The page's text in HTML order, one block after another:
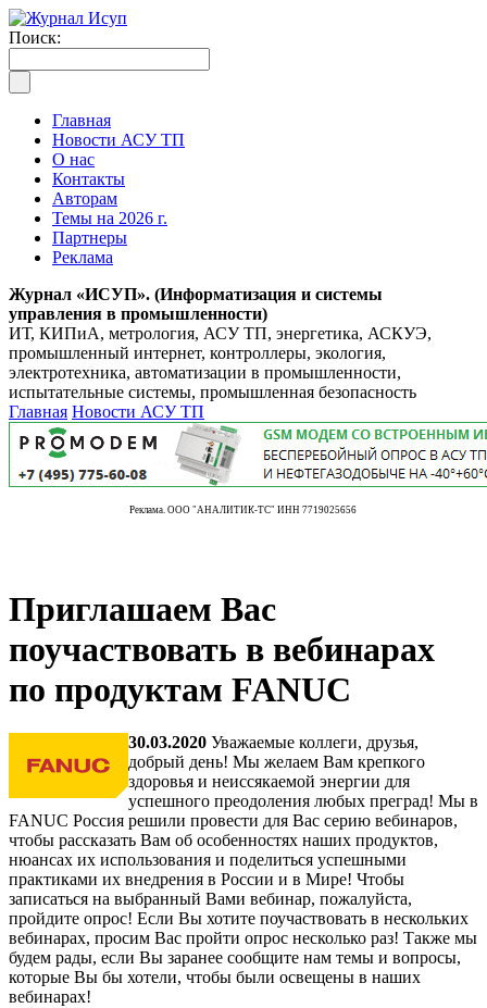
Поиск:
Главная
Новости АСУ ТП
О нас
Контакты
Авторам
Темы на 2026 г.
Партнеры
Реклама
Журнал «ИСУП». (Информатизация и системы
управления в промышленности)
ИТ, КИПиА, метрология, АСУ ТП, энергетика, АСКУЭ,
промышленный интернет, контроллеры, экология,
электротехника, автоматизации в промышленности,
испытательные системы, промышленная безопасность
Главная Новости АСУ ТП
Реклама. ООО "АНАЛИТИК-ТС" ИНН 7719025656
Приглашаем Вас
поучаствовать в вебинарах
по продуктам FANUC
30.03.2020 Уважаемые коллеги, друзья,
добрый день! Мы желаем Вам крепкого
здоровья и неиссякаемой энергии для
успешного преодоления любых преград! Мы в
FANUC Россия решили провести для Вас серию вебинаров,
чтобы рассказать Вам об особенностях наших продуктов,
нюансах их использования и поделиться успешными
практиками их внедрения в России и в Мире! Чтобы
записаться на выбранный Вами вебинар, пожалуйста,
пройдите опрос! Если Вы хотите поучаствовать в нескольких
вебинарах, просим Вас пройти опрос несколько раз! Также мы
будем рады, если Вы заранее сообщите нам темы и вопросы,
которые Вы бы хотели, чтобы были освещены в наших
вебинарах!